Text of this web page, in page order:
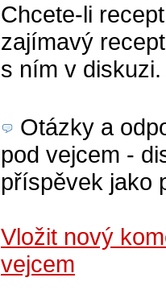
Chcete-li
zajímavý
s ním v
Otázky a
pod vejcem -
příspěvek jako
Vložit nový
vejcem